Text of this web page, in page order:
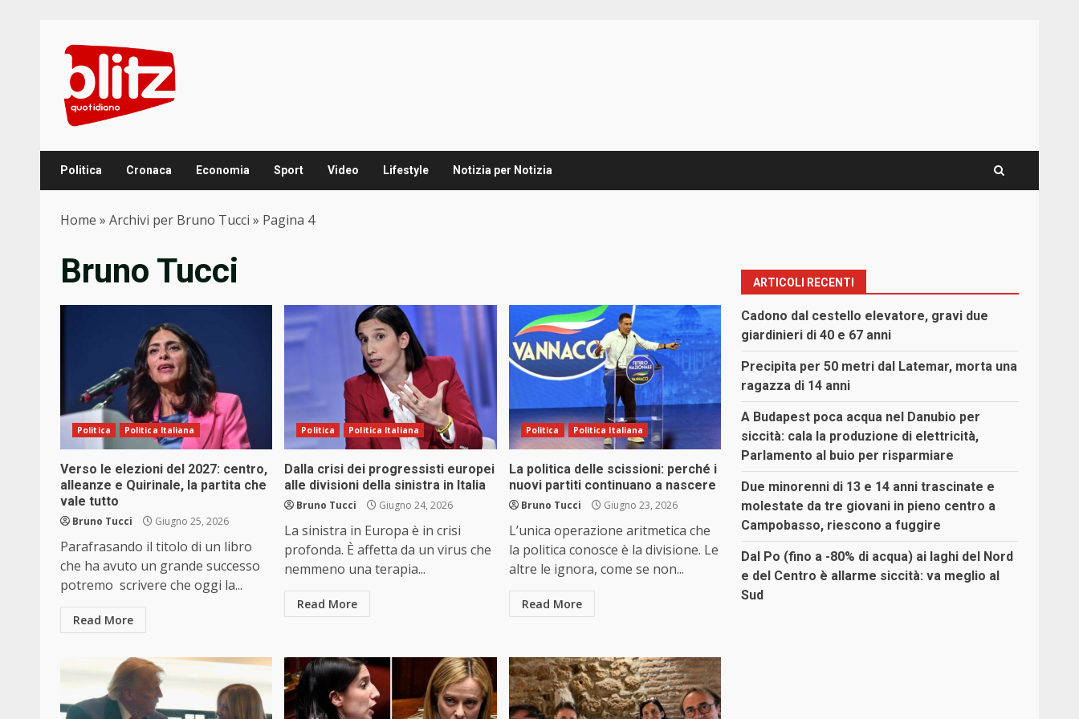
content
Politica Cronaca Economia Sport Video Lifestyle Notizia per Notizia
Home » Archivi per Bruno Tucci » Pagina 4
Bruno Tucci
Politica Politica Italiana
Verso le elezioni del 2027: centro,
alleanze e Quirinale, la partita che
vale tutto
Bruno Tucci Giugno 25, 2026
Parafrasando il titolo di un libro
che ha avuto un grande successo
potremo scrivere che oggi la...
Read More
Politica Politica Italiana
Dalla crisi dei progressisti europei
alle divisioni della sinistra in Italia
Bruno Tucci Giugno 24, 2026
La sinistra in Europa è in crisi
profonda. È affetta da un virus che
nemmeno una terapia...
Read More
Politica Politica Italiana
La politica delle scissioni: perché i
nuovi partiti continuano a nascere
Bruno Tucci Giugno 23, 2026
L’unica operazione aritmetica che
la politica conosce è la divisione. Le
altre le ignora, come se non...
Read More
ARTICOLI RECENTI
Cadono dal cestello elevatore, gravi due
giardinieri di 40 e 67 anni
Precipita per 50 metri dal Latemar, morta una
ragazza di 14 anni
A Budapest poca acqua nel Danubio per
siccità: cala la produzione di elettricità,
Parlamento al buio per risparmiare
Due minorenni di 13 e 14 anni trascinate e
molestate da tre giovani in pieno centro a
Campobasso, riescono a fuggire
Dal Po (fino a -80% di acqua) ai laghi del Nord
e del Centro è allarme siccità: va meglio al
Sud